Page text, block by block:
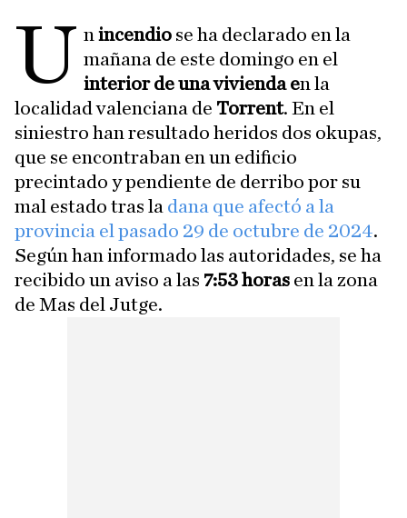
U nincendio se ha declarado en la
mañana de este domingo en el
interior de una vivienda en la
localidad valenciana de Torrent. En el
siniestro han resultado heridos dos okupas,
que se encontraban en un edificio
precintado y pendiente de derribo por su
mal estado tras la dana que afectó a la
provincia el pasado 29 de octubre de 2024.
Según han informado las autoridades, se ha
recibido un aviso a las 7:53 horas en la zona
de Mas del Jutge.